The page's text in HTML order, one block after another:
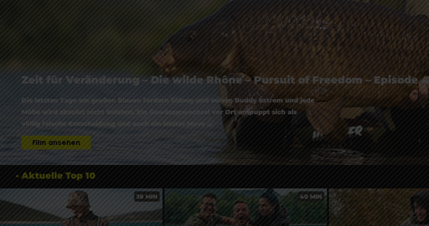
Zeit für Veränderung – Die wilde Rhône – Pursuit of Freedom – Episode 4
Die letzten Tage am großen Blauen fordern Sidney und seinen Buddy extrem und jede
Mühe wird absolut nicht belohnt. Ein Gewässerwechsel vor Ort entpuppt sich als
völlig falsche Entscheidung und auch ein letzter Move ...
Film ansehen
- Aktuelle Top 10
38 MIN 40 MIN